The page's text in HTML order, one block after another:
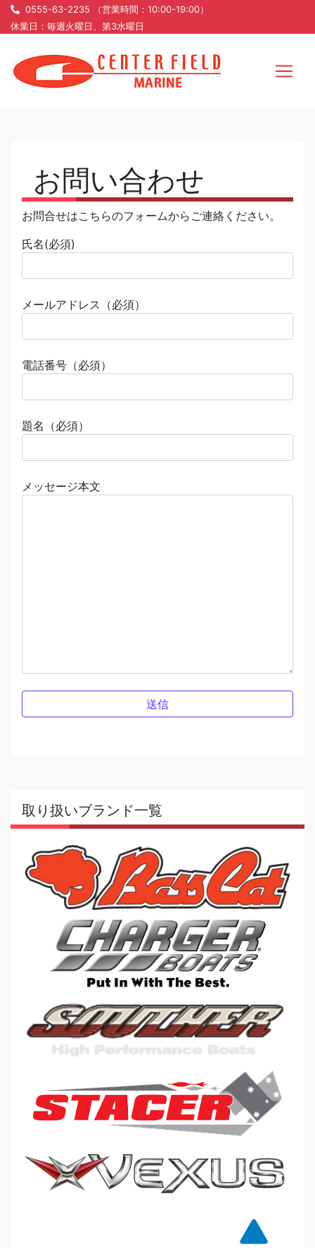
0555-63-2235 （営業時間：10:00-19:00）
休業日：毎週火曜日、第3水曜日
お問い合わせ
お問合せはこちらのフォームからご連絡ください。
氏名(必須)
メールアドレス（必須）
電話番号（必須）
題名（必須）
メッセージ本文
取り扱いブランド一覧